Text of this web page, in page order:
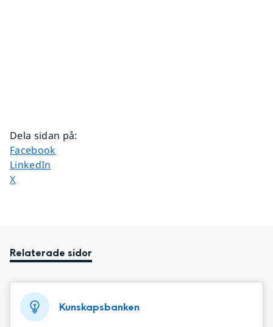
Dela sidan på:
Dela sidan på
Facebook
Dela sidan på
LinkedIn
Dela sidan på
X
Relaterade sidor
Kunskapsbanken